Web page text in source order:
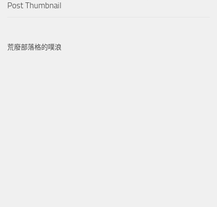
Post Thumbnail
荒廢部落格的噗浪